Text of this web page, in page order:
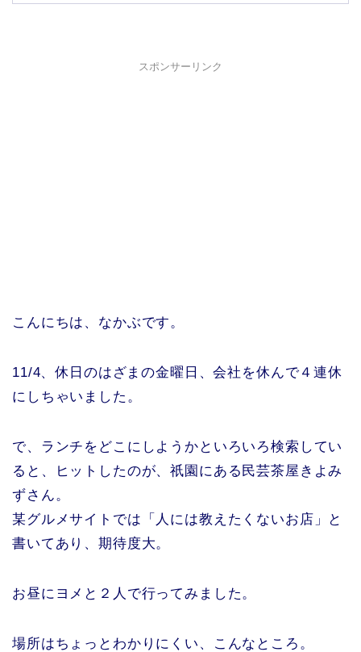
スポンサーリンク
こんにちは、なかぶです。
11/4、休日のはざまの金曜日、会社を休んで４連休
にしちゃいました。
で、ランチをどこにしようかといろいろ検索してい
ると、ヒットしたのが、祇園にある民芸茶屋きよみ
ずさん。
某グルメサイトでは「人には教えたくないお店」と
書いてあり、期待度大。
お昼にヨメと２人で行ってみました。
場所はちょっとわかりにくい、こんなところ。